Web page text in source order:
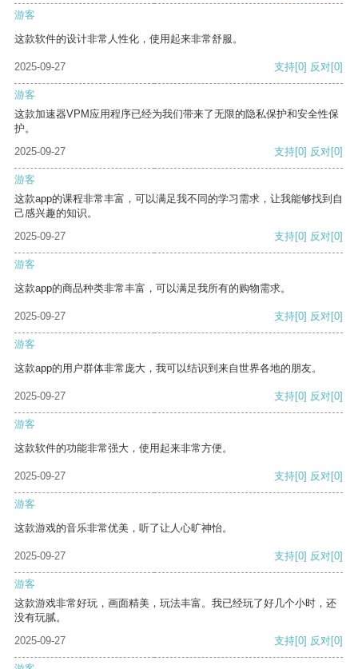
游客
这款软件的设计非常人性化，使用起来非常舒服。
2025-09-27 支持[0] 反对[0]
游客
这款加速器VPM应用程序已经为我们带来了无限的隐私保护和安全性保
护。
2025-09-27
支持[0] 反对[0]
游客
这款app的课程非常丰富，可以满足我不同的学习需求，让我能够找到自
己感兴趣的知识。
2025-09-27
支持[0] 反对[0]
游客
这款app的商品种类非常丰富，可以满足我所有的购物需求。
2025-09-27 支持[0] 反对[0]
游客
这款app的用户群体非常庞大，我可以结识到来自世界各地的朋友。
2025-09-27 支持[0] 反对[0]
游客
这款软件的功能非常强大，使用起来非常方便。
2025-09-27 支持[0] 反对[0]
游客
这款游戏的音乐非常优美，听了让人心旷神怡。
2025-09-27 支持[0] 反对[0]
游客
这款游戏非常好玩，画面精美，玩法丰富。我已经玩了好几个小时，还
没有玩腻。
2025-09-27
支持[0] 反对[0]